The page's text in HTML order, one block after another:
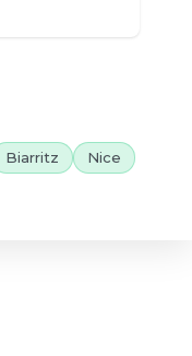
Biarritz
Nice